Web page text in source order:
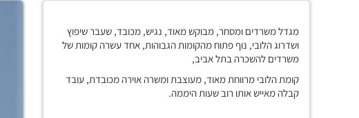
מגדל משרדים ומסחר, מבוקש מאוד, נגיש, מכובד, שעבר שיפוץ
ושדרוג הלובי, נוף פתוח מהקומות הגבוהות, אחד עשרה קומות של
משרדים להשכרה בתל אביב,
קומת הלובי מרווחת מאוד, מעוצבת ומשרה אוירה מכובדת, עובד
קבלה מאייש אותו רוב שעות היממה.